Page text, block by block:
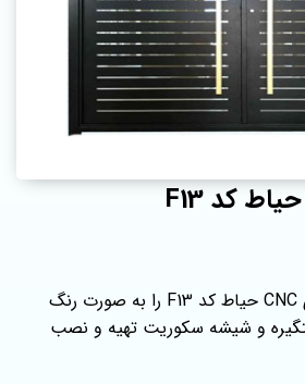
شما می‌توانید درب فلزی CNC حیاط کد F13 را به صورت رنگ
و شیشه سکوریت تهیه و نصب